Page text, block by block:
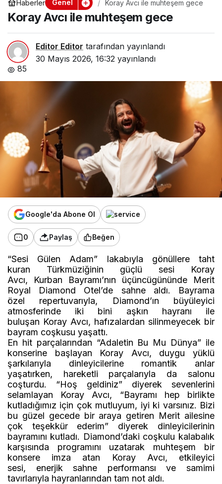
Haberler Genel Koray Avcı ile muhteşem gece
Koray Avcı ile muhteşem gece
Editor Editor tarafından yayınlandı
30 Mayıs 2026, 16:32 yayınlandı
85
Google'da Abone Ol
0 Paylaş Beğen
“Sesi Gülen Adam” lakabıyla gönüllere taht
kuran Türkmüziğinin güçlü sesi Koray
Avcı, Kurban Bayramı’nın üçüncügününde Merit
Royal Diamond Otel’de
sahne aldı.
Bayrama
özel repertuvarıyla, Diamond’ın büyüleyici
atmosferinde iki bini aşkın hayranı ile
buluşan Koray Avcı, hafızalardan silinmeyecek bir
bayram coşkusuyaşattı.
En hit parçalarından “Adaletin Bu Mu Dünya” ile
konserine başlayan Koray Avcı, duygu yüklü
şarkılarıyla dinleyicilerine romantik anlar
yaşatırken, hareketli parçalarıyla da salonu
coşturdu. “Hoş geldiniz” diyerek sevenlerini
selamlayan Koray Avcı, “Bayramı hep birlikte
kutladığımız için çok mutluyum, iyi ki varsınız. Bizi
bu güzel gecede bir araya getiren Merit ailesine
çok teşekkür ederim” diyerek dinleyicilerinin
bayramını kutladı. Diamond’daki coşkulu kalabalık
karşısında programını uzatarak muhteşem bir
konsere imza atan Koray Avcı, etkileyici
sesi, enerjik sahne performansı ve samimi
tavırlarıyla hayranlarından tam not aldı.